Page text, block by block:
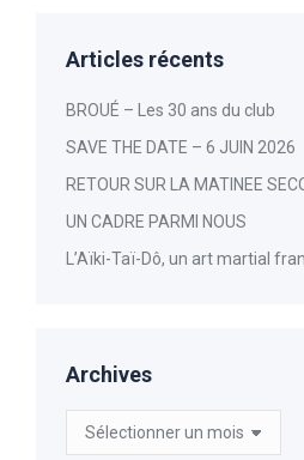
Articles récents
BROUÉ – Les 30 ans du club
SAVE THE DATE – 6 JUIN 2026
RETOUR SUR LA MATINEE
UN CADRE PARMI NOUS
L’Aïki-Taï-Dô, un art martial
Archives
Archives